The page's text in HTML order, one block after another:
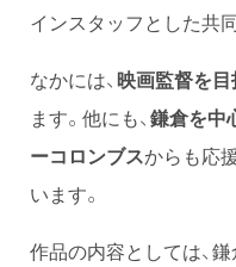
インスタッフとした共
なかには、映画監督を
ます。他にも、鎌倉を中
ーコロンブスからも応
います。
作品の内容としては、